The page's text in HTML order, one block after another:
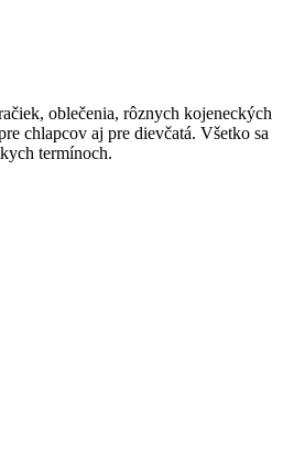
oblečenia, rôznych kojeneckých
chlapcov aj pre dievčatá. Všetko sa
termínoch.